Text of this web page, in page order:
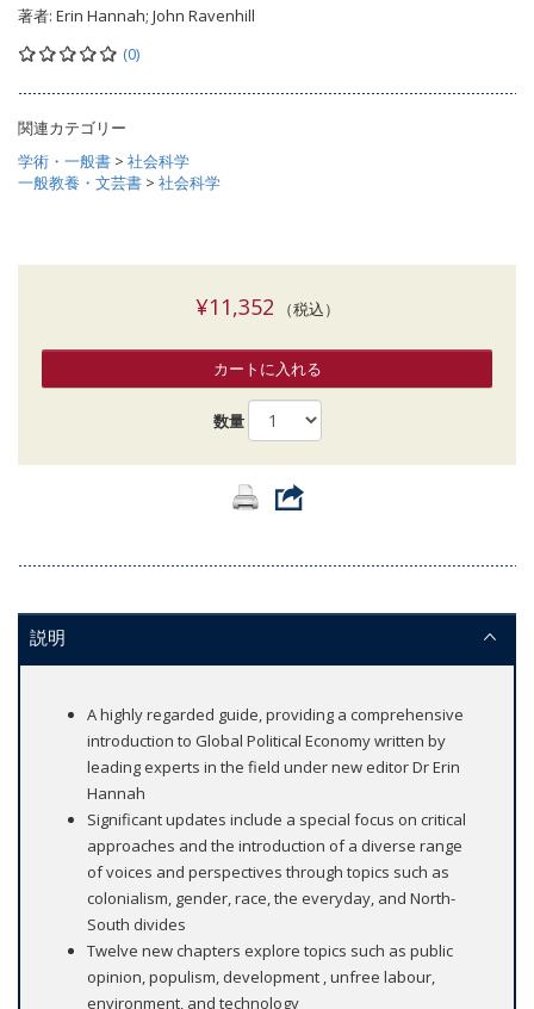
著者: Erin Hannah; John Ravenhill
(0)
関連カテゴリー
学術・一般書 > 社会科学
一般教養・文芸書 > 社会科学
¥11,352 （税込）
カートに入れる
数量
説明
A highly regarded guide, providing a comprehensive
introduction to Global Political Economy written by
leading experts in the field under new editor Dr Erin
Hannah
Significant updates include a special focus on critical
approaches and the introduction of a diverse range
of voices and perspectives through topics such as
colonialism, gender, race, the everyday, and North-
South divides
Twelve new chapters explore topics such as public
opinion, populism, development , unfree labour,
environment, and technology